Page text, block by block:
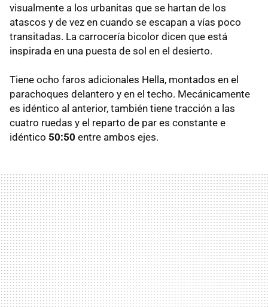
visualmente a los urbanitas que se hartan de los
atascos y de vez en cuando se escapan a vías poco
transitadas. La carrocería bicolor dicen que está
inspirada en una puesta de sol en el desierto.
Tiene ocho faros adicionales Hella, montados en el
parachoques delantero y en el techo. Mecánicamente
es idéntico al anterior, también tiene tracción a las
cuatro ruedas y el reparto de par es constante e
idéntico 50:50 entre ambos ejes.